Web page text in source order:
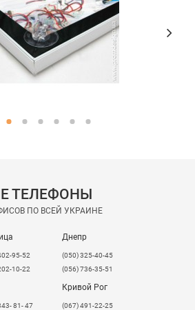
ТЕЛЕФОНЫ
ПО ВСЕЙ УКРАИНЕ
95-52
10-22
Днепр
(050) 325-40-45
(056) 736-35-51
81- 47
Кривой Рог
(067) 491-22-25